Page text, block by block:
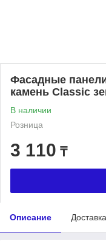
Фасадные
камень Classic
В наличии
Розница
3 110 ₸
Описание Доставка